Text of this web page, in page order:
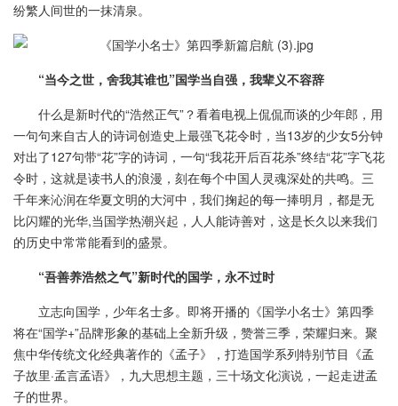
纷繁人间世的一抹清泉。
“当今之世，舍我其谁也”国学当自强，我辈义不容辞
什么是新时代的“浩然正气”？看着电视上侃侃而谈的少年郎，用
一句句来自古人的诗词创造史上最强飞花令时，当13岁的少女5分钟
对出了127句带“花”字的诗词，一句“我花开后百花杀”终结“花”字飞花
令时，这就是读书人的浪漫，刻在每个中国人灵魂深处的共鸣。三
千年来沁润在华夏文明的大河中，我们掬起的每一捧明月，都是无
比闪耀的光华,当国学热潮兴起，人人能诗善对，这是长久以来我们
的历史中常常能看到的盛景。
“吾善养浩然之气”新时代的国学，永不过时
立志向国学，少年名士多。即将开播的《国学小名士》第四季
将在“国学+”品牌形象的基础上全新升级，赞誉三季，荣耀归来。聚
焦中华传统文化经典著作的《孟子》，打造国学系列特别节目《孟
子故里·孟言孟语》，九大思想主题，三十场文化演说，一起走进孟
子的世界。